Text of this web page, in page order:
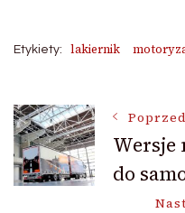
Etykiety: lakiernik
wpisu
Wersje
do